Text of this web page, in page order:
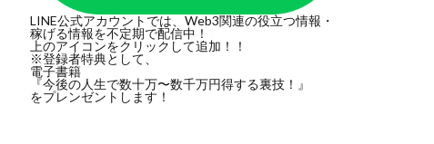
LINE公式アカウントでは、Web3関連の役立つ情報・
稼げる情報を不定期で配信中！
上のアイコンをクリックして追加！！
※登録者特典として、
電子書籍
『今後の人生で数十万〜数千万円得する裏技！』
をプレンゼントします！